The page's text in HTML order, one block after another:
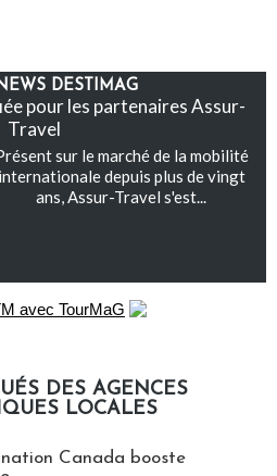
DESTIMAG
pour les partenaires Assur-
Travel
sur le marché de la mobilité
internationale depuis plus de vingt
ans, Assur-Travel s'est...
DES AGENCES
LOCALES
Canada booste